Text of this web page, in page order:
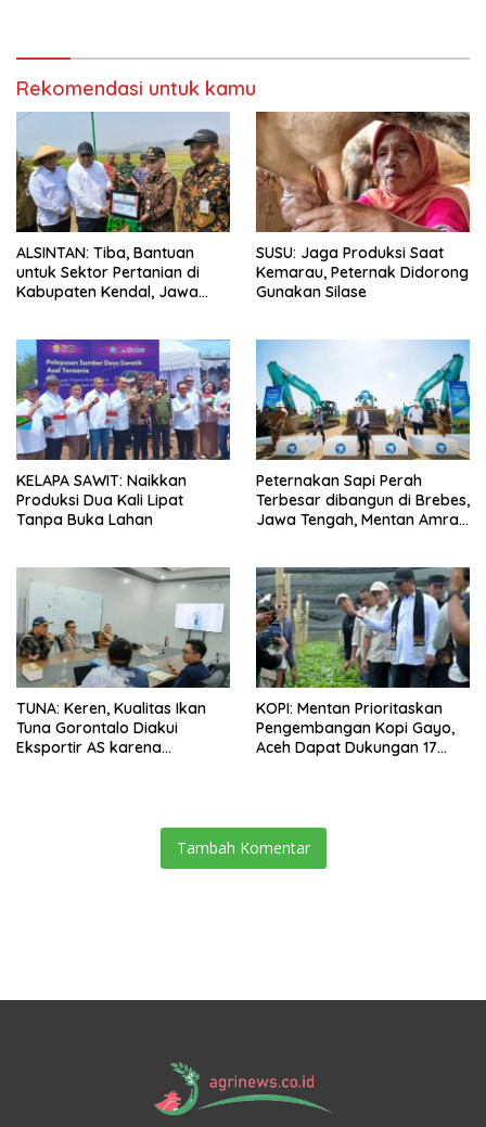
Rekomendasi untuk kamu
ALSINTAN: Tiba, Bantuan
untuk Sektor Pertanian di
Kabupaten Kendal, Jawa
SUSU: Jaga Produksi Saat
Kemarau, Peternak Didorong
Gunakan Silase
KELAPA SAWIT: Naikkan
Produksi Dua Kali Lipat
Tanpa Buka Lahan
Peternakan Sapi Perah
Terbesar dibangun di Brebes,
Jawa Tengah, Mentan Amran
TUNA: Keren, Kualitas Ikan
Tuna Gorontalo Diakui
Eksportir AS karena
KOPI: Mentan Prioritaskan
Pengembangan Kopi Gayo,
Aceh Dapat Dukungan 17
Tambah Komentar